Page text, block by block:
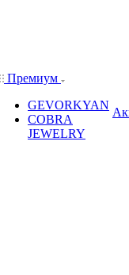
Премиум
GEVORKYAN
COBRA
JEWELRY